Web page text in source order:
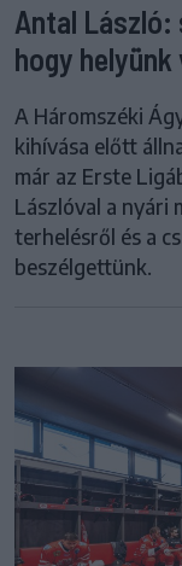
Antal
hogy
A Háromszéki
kihívása előtt
már az Erste
Lászlóval a nyári
terhelésről és a
beszélgettünk.